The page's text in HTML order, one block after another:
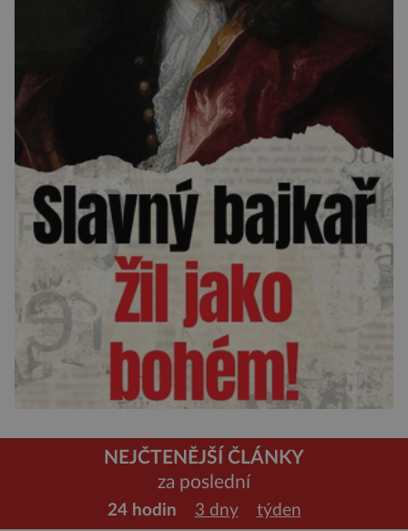
NEJČTENĚJŠÍ ČLÁNKY
za poslední
24 hodin 3 dny týden